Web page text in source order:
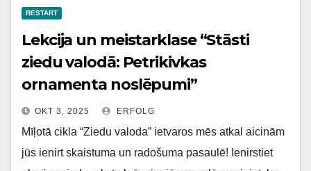
RESTART
Lekcija un meistarklase “Stāsti
ziedu valodā: Petrikivkas
ornamenta noslēpumi”
OKT 3, 2025 ERFOLG
Mīļotā cikla “Ziedu valoda” ietvaros mēs atkal aicinām
jūs ienirt skaistuma un radošuma pasaulē! Ienirstiet